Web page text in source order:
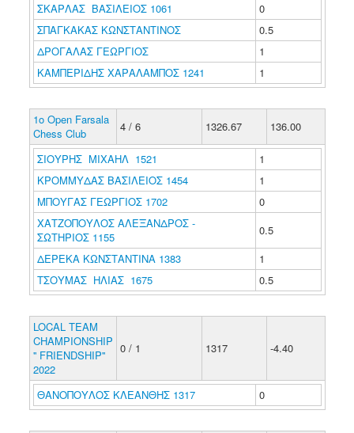
ΣΚΑΡΛΑΣ ΒΑΣΙΛΕΙΟΣ 1061
0
ΣΠΑΓΚΑΚΑΣ ΚΩΝΣΤΑΝΤΙΝΟΣ
0.5
ΔΡΟΓΑΛΑΣ ΓΕΩΡΓΙΟΣ
1
ΚΑΜΠΕΡΙΔΗΣ ΧΑΡΑΛΑΜΠΟΣ 1241
1
1o Open Farsala
Chess Club
4 / 6 1326.67 136.00
ΣΙΟΥΡΗΣ ΜΙΧΑΗΛ 1521
1
ΚΡΟΜΜΥΔΑΣ ΒΑΣΙΛΕΙΟΣ 1454
1
ΜΠΟΥΓΑΣ ΓΕΩΡΓΙΟΣ 1702
0
ΧΑΤΖΟΠΟΥΛΟΣ ΑΛΕΞΑΝΔΡΟΣ -
ΣΩΤΗΡΙΟΣ 1155
0.5
ΔΕΡΕΚΑ ΚΩΝΣΤΑΝΤΙΝΑ 1383
1
ΤΣΟΥΜΑΣ ΗΛΙΑΣ 1675
0.5
LOCAL TEAM
CHAMPIONSHIP
'' FRIENDSHIP''
2022
0 / 1 1317 -4.40
ΘΑΝΟΠΟΥΛΟΣ ΚΛΕΑΝΘΗΣ 1317 0